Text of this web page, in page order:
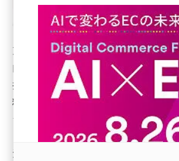
アスクル (1119)
base (1077)
ビィ・フォアード (773)
revico (740)
東京理科大学卒業後、大手医薬品卸
向けポータルサイトの企画運営に従事
抱いたことをきっかけに、中医学専門
料理や漢方について学ぶ。その間、ヘ
ジネス展開には薬事法を避けて通れな
と広告についても並行して学び、その
漢方薬膳療術師、反射療法士、薬事法